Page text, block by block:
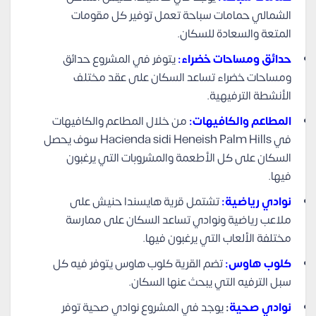
الشمالي حمامات سباحة تعمل توفير كل مقومات
المتعة والسعادة للسكان.
حدائق ومساحات خضراء:يتوفر في المشروع حدائق
ومساحات خضراء تساعد السكان على عقد مختلف
الأنشطة الترفيهية.
المطاعم والكافيهات:من خلال المطاعم والكافيهات
في Hacienda sidi Heneish Palm Hills سوف يحصل
السكان على كل الأطعمة والمشروبات التي يرغبون
فيها.
نوادي رياضية:تشتمل قرية هايسندا حنيش على
ملاعب رياضية ونوادي تساعد السكان على ممارسة
مختلفة الألعاب التي يرغبون فيها.
كلوب هاوس:تضم القرية كلوب هاوس يتوفر فيه كل
سبل الترفيه التي يبحث عنها السكان.
نوادي صحية:يوجد في المشروع نوادي صحية توفر